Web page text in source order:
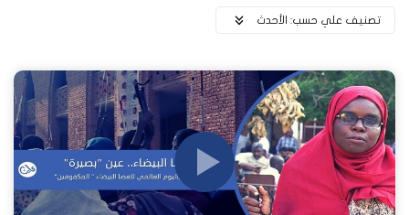
تصنيف علي حسب: اﻷحدث